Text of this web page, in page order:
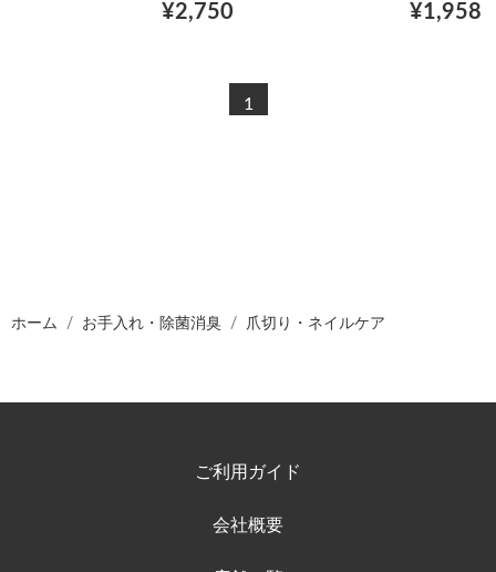
¥2,750 ¥1,958
1
ホーム お手入れ・除菌消臭 爪切り・ネイルケア
ご利用ガイド
会社概要